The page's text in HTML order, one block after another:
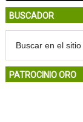
BUSCADOR
PATROCINIO ORO